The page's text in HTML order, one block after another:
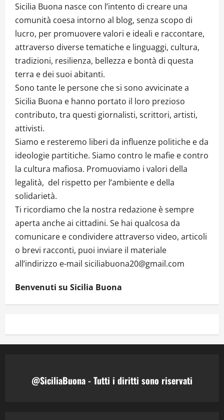
Sicilia Buona nasce con l’intento di creare una
comunità coesa intorno al blog, senza scopo di
lucro, per promuovere valori e ideali e raccontare,
attraverso diverse tematiche e linguaggi, cultura,
tradizioni, resilienza, bellezza e bontà di questa
terra e dei suoi abitanti.
Sono tante le persone che si sono avvicinate a
Sicilia Buona e hanno portato il loro prezioso
contributo, tra questi giornalisti, scrittori, artisti,
attivisti.
Siamo e resteremo liberi da influenze politiche e da
ideologie partitiche. Siamo contro le mafie e contro
la cultura mafiosa. Promuoviamo i valori della
legalità, del rispetto per l’ambiente e della
solidarietà.
Ti ricordiamo che la nostra redazione è sempre
aperta anche ai cittadini. Se hai qualcosa da
comunicare e condividere attraverso video, articoli
o brevi racconti, puoi inviare il materiale
all’indirizzo e-mail siciliabuona20@gmail.com
Benvenuti su Sicilia Buona
@SiciliaBuona - Tutti i diritti sono riservati